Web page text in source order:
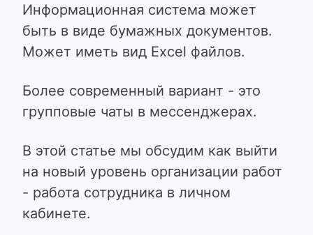
Информационная система может
быть в виде бумажных документов.
Может иметь вид Excel файлов.
Более современный вариант - это
групповые чаты в мессенджерах.
В этой статье мы обсудим как выйти
на новый уровень организации работ
- работа сотрудника в личном
кабинете.